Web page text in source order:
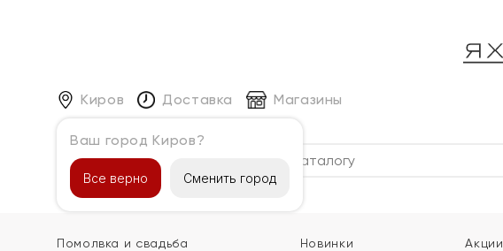
Киров
Ваш город Киров?
Все верно Сменить город
Доставка Магазины
Каталог
Помолвка и свадьба Новинки Акции